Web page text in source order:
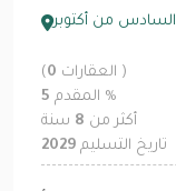
السادس من أكتوبر
(0
العقارات )
المقدم10
%
أكثر من10سنة
تاريخ التسليم2029